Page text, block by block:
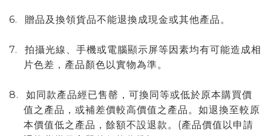
6. 贈品及換領貨品不能退換成現金或其他產品。
7.
拍攝光線、手機或電腦顯示屏等因素均有可能造成相
片色差，產品顏色以實物為準。
8.
如同款產品經已售罄，可換同等或低於原本購買價
值之產品，或補差價較高價值之產品。如退換至較原
本價值低之產品，餘額不設退款。 (產品價值以申請